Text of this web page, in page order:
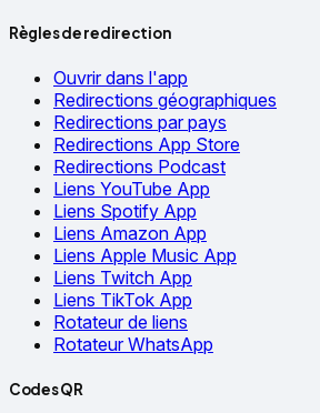
Règles de redirection
Ouvrir dans l'app
Redirections géographiques
Redirections par pays
Redirections App Store
Redirections Podcast
Liens YouTube App
Liens Spotify App
Liens Amazon App
Liens Apple Music App
Liens Twitch App
Liens TikTok App
Rotateur de liens
Rotateur WhatsApp
Codes QR